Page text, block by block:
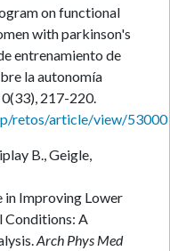
on functional
with parkinson's
entrenamiento de
la autonomía
0(33), 217-220.
retos/article/view/53000
B., Geigle,
in Improving Lower
Conditions: A
Arch Phys Med